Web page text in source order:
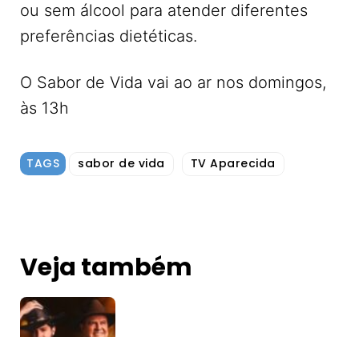
ou sem álcool para atender diferentes
preferências dietéticas.
O Sabor de Vida vai ao ar nos domingos,
às 13h
TAGS sabor de vida TV Aparecida
Veja também